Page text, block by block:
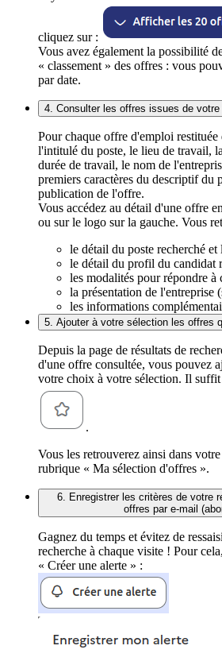
cliquez sur :
Vous avez également la possibilité
« classement » des offres : vous
par date.
4. Consulter les offres issues de votre
Pour chaque offre d'emploi
l'intitulé du poste, le lieu de travail,
durée de travail, le nom de
premiers caractères du descriptif du
publication de l'offre.
Vous accédez au détail d'une offre
ou sur le logo sur la gauche. Vous
le détail du poste recherché et
le détail du profil du candidat
les modalités pour répondre à
la présentation de l'entreprise
les informations
5. Ajouter à votre sélection les offres
Depuis la page de résultats de
d'une offre consultée, vous pouvez
votre choix à votre sélection. Il
.
Vous les retrouverez ainsi dans
rubrique « Ma sélection d'offres ».
6. Enregistrer les critères de votre
offres par e-mail
Gagnez du temps et évitez de
recherche à chaque visite ! Pour
« Créer une alerte » :